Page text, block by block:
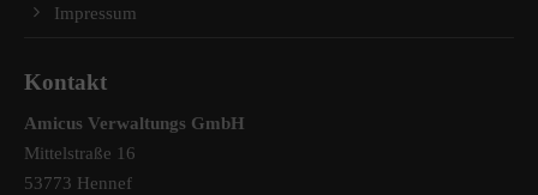
Impressum
Kontakt
Amicus Verwaltungs GmbH
Mittelstraße 16
53773 Hennef